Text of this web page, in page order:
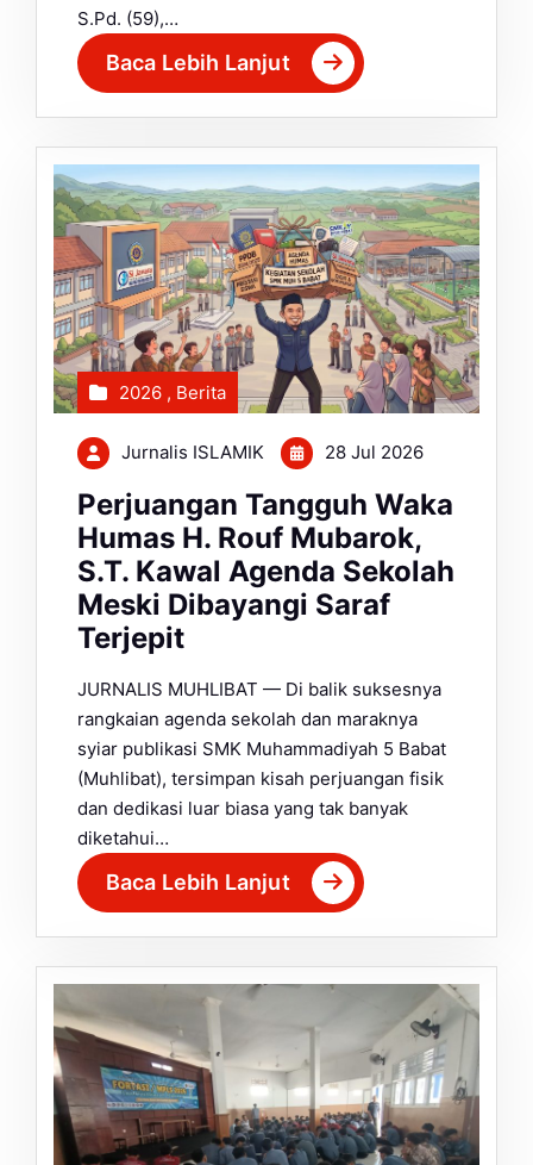
S.Pd. (59),…
Baca Lebih Lanjut
2026 , Berita
Jurnalis ISLAMIK 28 Jul 2026
Perjuangan Tangguh Waka
Humas H. Rouf Mubarok,
S.T. Kawal Agenda Sekolah
Meski Dibayangi Saraf
Terjepit
JURNALIS MUHLIBAT — Di balik suksesnya
rangkaian agenda sekolah dan maraknya
syiar publikasi SMK Muhammadiyah 5 Babat
(Muhlibat), tersimpan kisah perjuangan fisik
dan dedikasi luar biasa yang tak banyak
diketahui…
Baca Lebih Lanjut